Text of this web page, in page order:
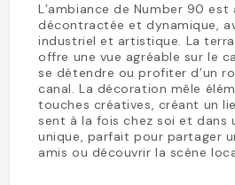
L’ambiance de Number 90 est
décontractée et dynamique,
industriel et artistique. La
offre une vue agréable sur le
se détendre ou profiter d’un
canal. La décoration mêle
touches créatives, créant un
sent à la fois chez soi et dans
unique, parfait pour partager
amis ou découvrir la scène